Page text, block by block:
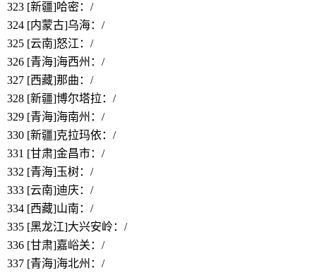
323 [新疆]哈密 ：/
324 [内蒙古]乌海：/
325 [云南]怒江：/
326 [青海]海西州：/
327 [西藏]那曲：/
328 [新疆]博尔塔拉 ：/
329 [青海]海南州 ：/
330 [新疆]克拉玛依：/
331 [甘肃]金昌市：/
332 [青海]玉树：/
333 [云南]迪庆：/
334 [西藏]山南 ：/
335 [黑龙江]大兴安岭：/
336 [甘肃]嘉峪关：/
337 [青海]海北州：/